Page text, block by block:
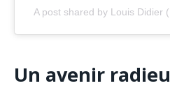
A post shared by Louis Didier
Un avenir